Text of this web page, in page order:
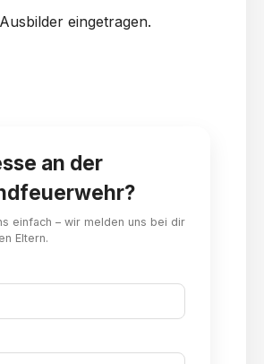
eingetragen.
an der
einfach – wir melden uns bei dir
Eltern.